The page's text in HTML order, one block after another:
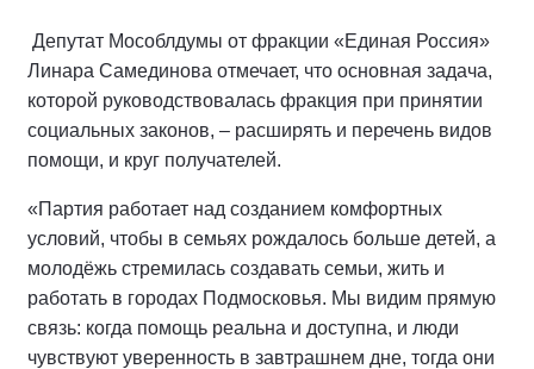
Депутат Мособлдумы от фракции «Единая Россия»
Линара Самединова отмечает, что основная задача,
которой руководствовалась фракция при принятии
социальных законов, – расширять и перечень видов
помощи, и круг получателей.
«Партия работает над созданием комфортных
условий, чтобы в семьях рождалось больше детей, а
молодёжь стремилась создавать семьи, жить и
работать в городах Подмосковья. Мы видим прямую
связь: когда помощь реальна и доступна, и люди
чувствуют уверенность в завтрашнем дне, тогда они